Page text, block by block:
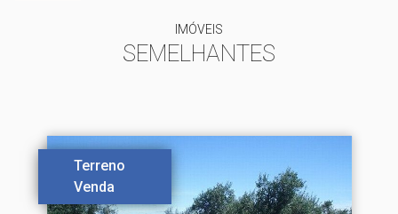
IMÓVEIS
SEMELHANTES
Terreno
Venda